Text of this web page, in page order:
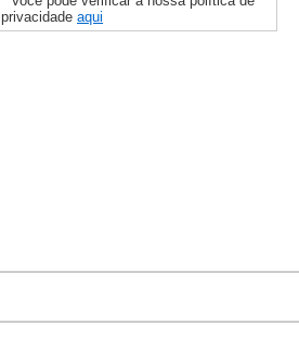
privacidade aqui